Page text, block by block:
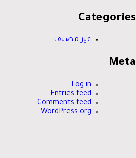
Categories
غير مصنف
Meta
Log in
Entries feed
Comments feed
WordPress.org